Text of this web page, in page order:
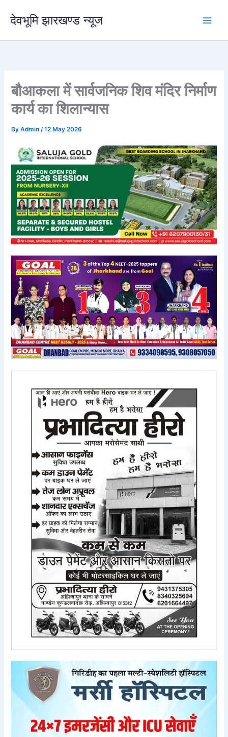
content
देवभूमि झारखण्ड न्यूज
बौआकला में सार्वजनिक शिव मंदिर निर्माण
कार्य का शिलान्यास
ByAdmin/12 May 2026